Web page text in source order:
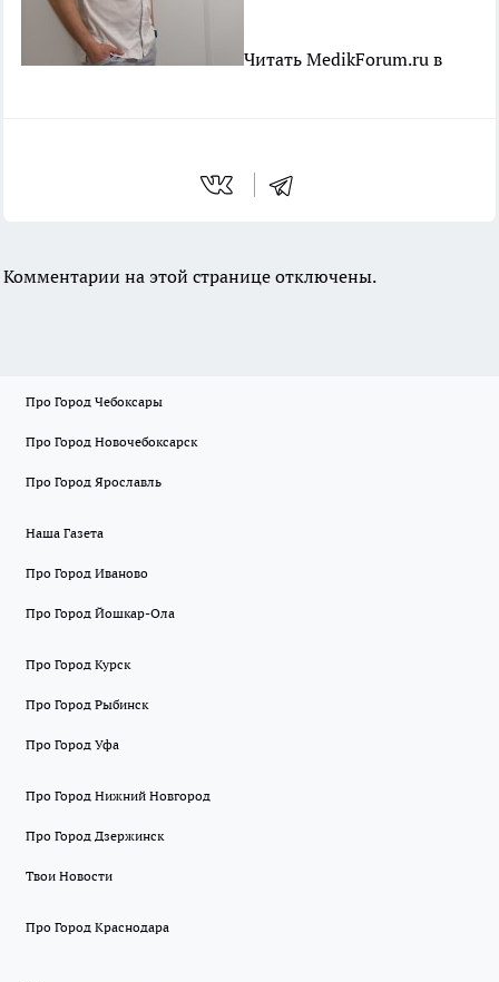
Читать MedikForum.ru в
Комментарии на этой странице отключены.
Про Город Чебоксары
Про Город Новочебоксарск
Про Город Ярославль
Наша Газета
Про Город Иваново
Про Город Йошкар-Ола
Про Город Курск
Про Город Рыбинск
Про Город Уфа
Про Город Нижний Новгород
Про Город Дзержинск
Твои Новости
Про Город Краснодара